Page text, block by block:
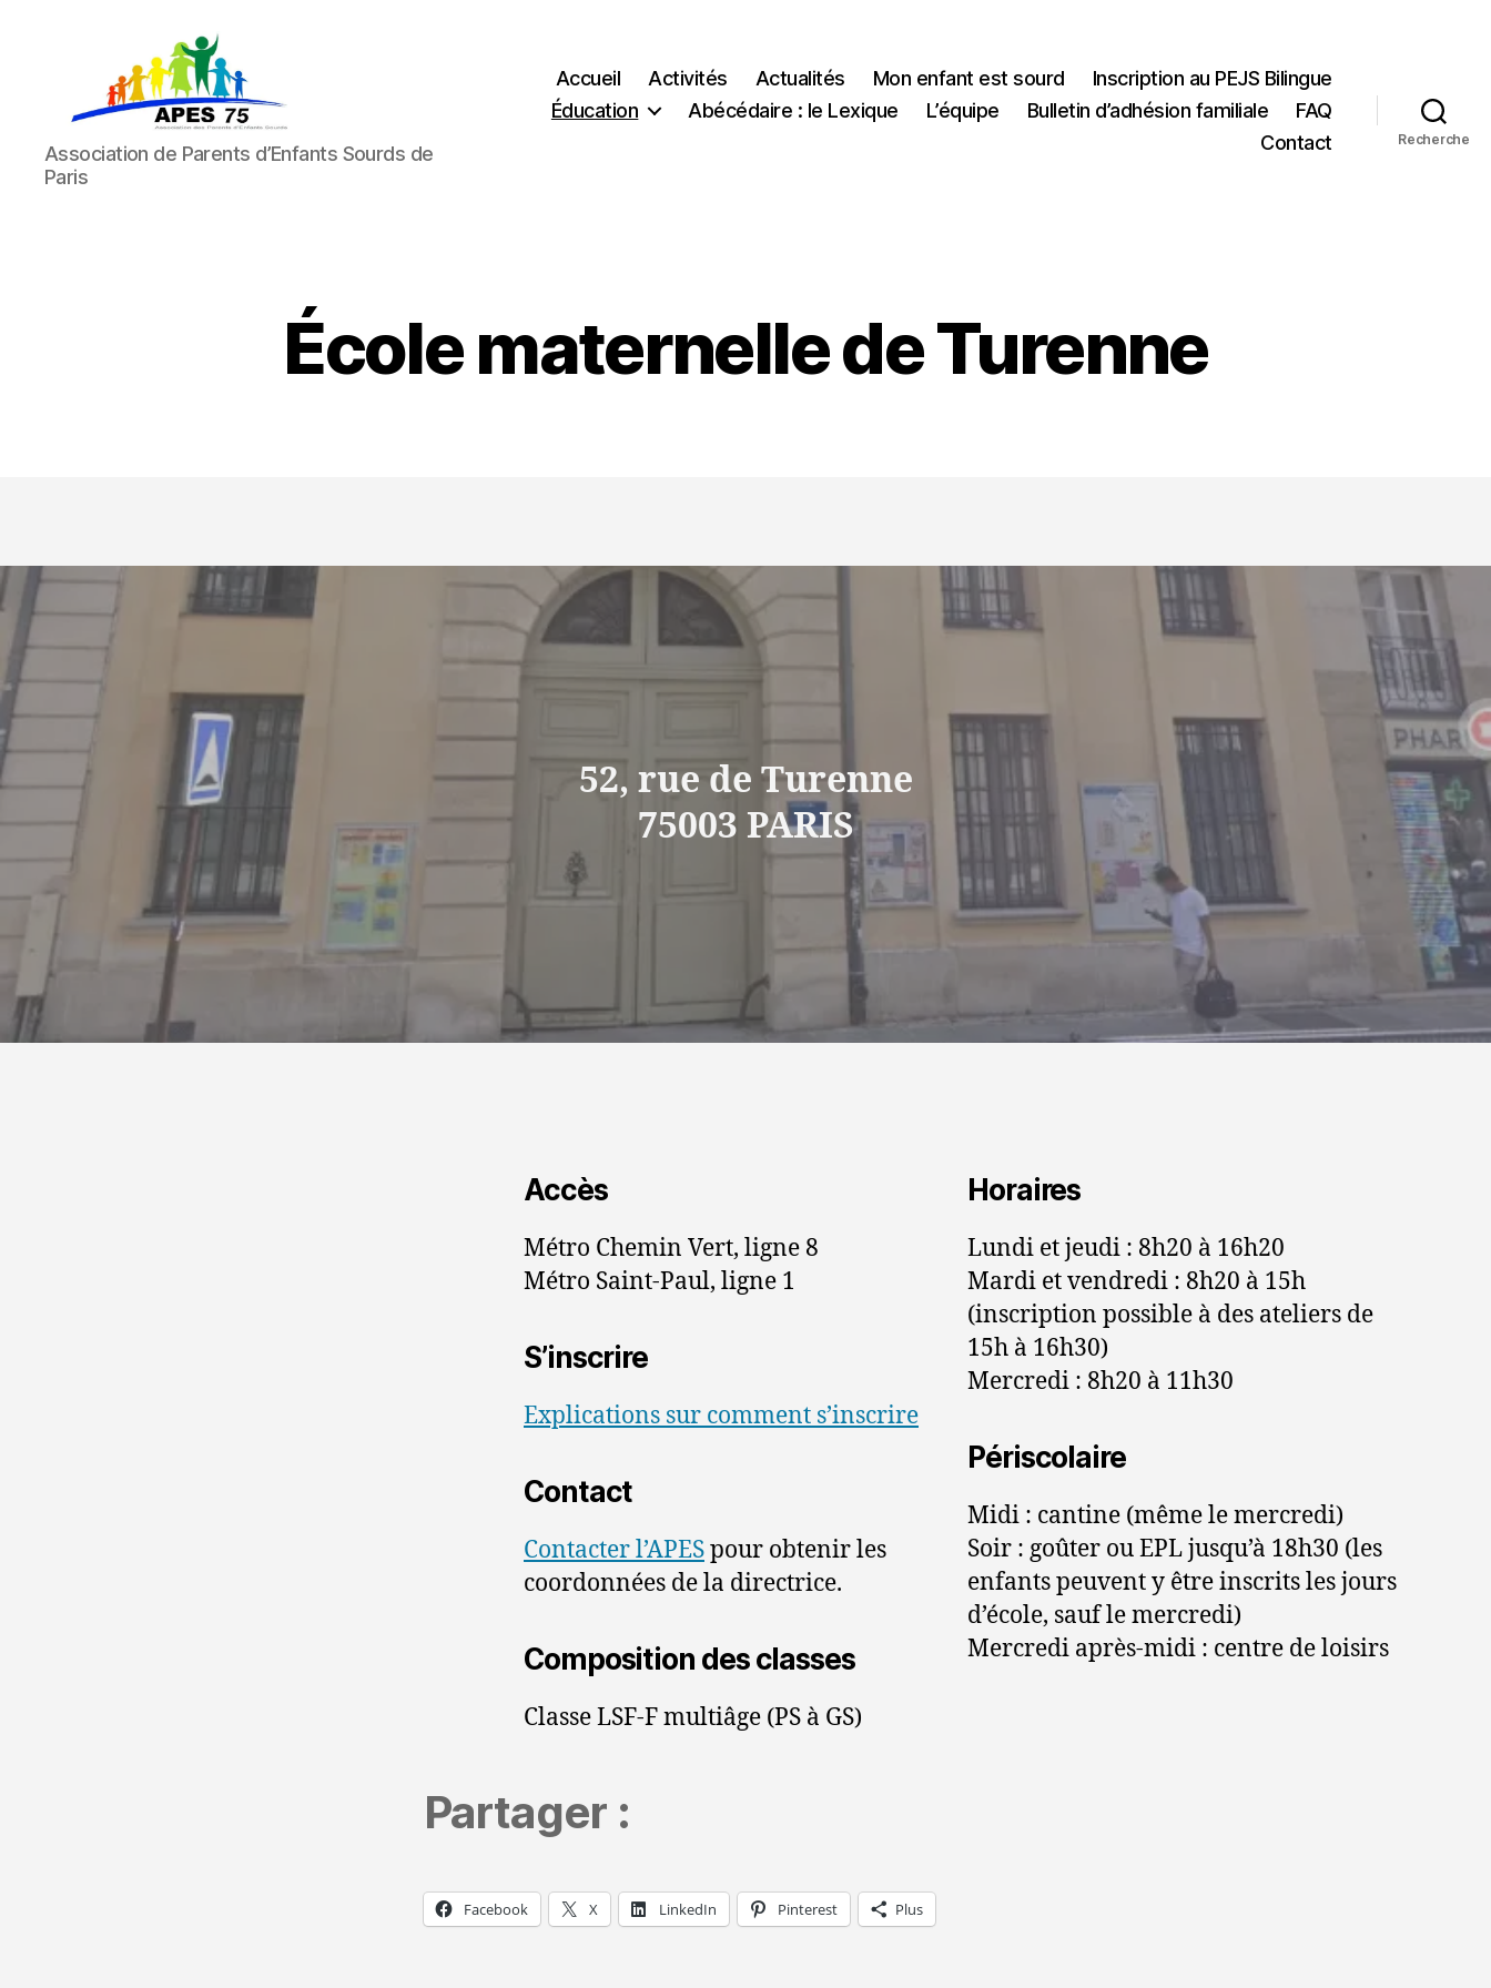
APES
75
Association de Parents d’Enfants Sourds de
Paris
Accueil Activités Actualités Mon enfant est sourd
Inscription au PEJS Bilingue
Éducation
Abécédaire : le Lexique L’équipe Bulletin d’adhésion familiale
FAQ
Contact
Recherche
École maternelle de Turenne
52, rue de Turenne
75003 PARIS
Accès
Métro Chemin Vert, ligne 8
Métro Saint-Paul, ligne 1
S’inscrire
Explications sur comment s’inscrire
Contact
Contacter l’APESpour obtenir les
coordonnées de la directrice.
Composition des classes
Classe LSF-F multiâge (PS à GS)
Horaires
Lundi et jeudi : 8h20 à 16h20
Mardi et vendredi : 8h20 à 15h
(inscription possible à des ateliers de
15h à 16h30)
Mercredi : 8h20 à 11h30
Périscolaire
Midi : cantine (même le mercredi)
Soir : goûter ou EPL jusqu’à 18h30 (les
enfants peuvent y être inscrits les jours
d’école, sauf le mercredi)
Mercredi après-midi : centre de loisirs
Partager :
Facebook X LinkedIn Pinterest Plus